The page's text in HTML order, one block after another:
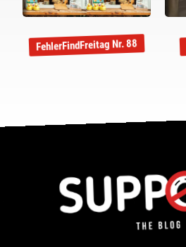
FehlerFindFreitag Nr. 88